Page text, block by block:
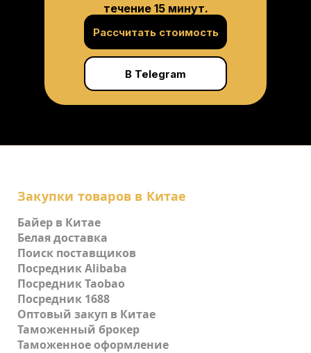
Рассчитать стоимость
В Telegram
течение 15 минут.
Закупки товаров в Китае
Байер в Китае
Белая доставка
Поиск поставщиков
Посредник Alibaba
Посредник Taobao
Посредник 1688
Оптовый закуп в Китае
Таможенный брокер
Таможенное оформление